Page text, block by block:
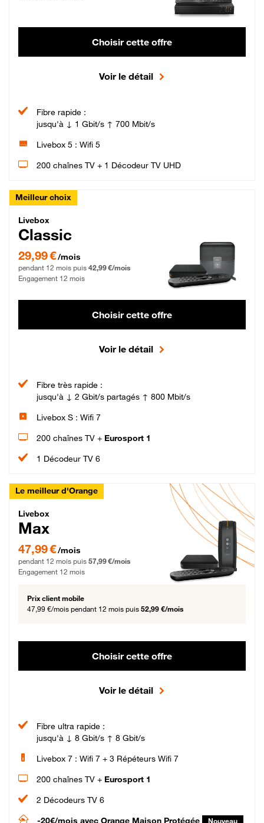
Choisir cette offre
Voir le détail
Fibre rapide :
jusqu'à ↓ 1 Gbit/s ↑ 700 Mbit/s
Livebox 5 : Wifi 5
200 chaînes TV + 1 Décodeur TV UHD
Meilleur choix
Livebox Classic Fibre
Livebox
Classic
29,99 € par mois pendant 12 mois puis 42,99 € par mois, Engagement 12 mois
29,99 €/mois
pendant 12 mois puis 42,99 €/mois
Engagement 12 mois
Choisir cette offre
Voir le détail
Fibre très rapide :
jusqu'à ↓ 2 Gbit/s partagés ↑ 800 Mbit/s
Livebox S : Wifi 7
200 chaînes TV + Eurosport 1
1 Décodeur TV 6
Le meilleur d'Orange
Livebox Max Fibre
Livebox
Max
47,99 € par mois pendant 12 mois puis 57,99 € par mois, Engagement 12 mois
47,99 €/mois
pendant 12 mois puis 57,99 €/mois
Engagement 12 mois
Prix client mobile
47,99 €/mois pendant 12 mois puis 52,99 €/mois
Choisir cette offre
Voir le détail
Fibre ultra rapide :
jusqu'à ↓ 8 Gbit/s ↑ 8 Gbit/s
Livebox 7 : Wifi 7 + 3 Répéteurs Wifi 7
200 chaînes TV + Eurosport 1
2 Décodeurs TV 6
-20€/mois avec Orange Maison Protégée Nouveau